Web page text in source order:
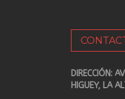
DIRECCIÓN:
HIGUEY, LA